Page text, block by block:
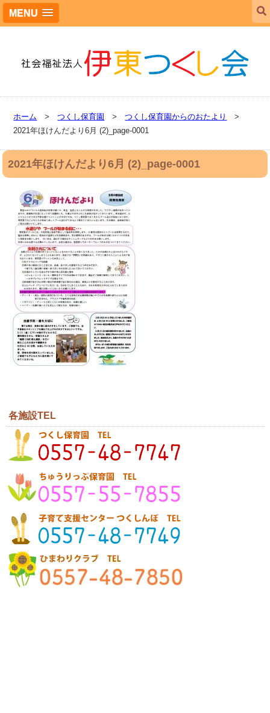
MENU
ホーム >つくし保育園 >つくし保育園からのおたより
>
2021年ほけんだより6月 (2)_page-0001
2021年ほけんだより6月 (2)_page-0001
各施設TEL